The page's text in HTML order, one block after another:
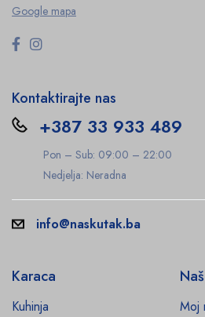
Google mapa
Kontaktirajte nas
+387 33 933 489
Pon – Sub: 09:00 – 22:00
Nedjelja: Neradna
info@naskutak.ba
Karaca
Kuhinja Moj